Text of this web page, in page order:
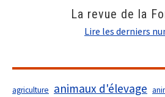
La revue de la
Lire les derniers
agriculture animaux d'élevage